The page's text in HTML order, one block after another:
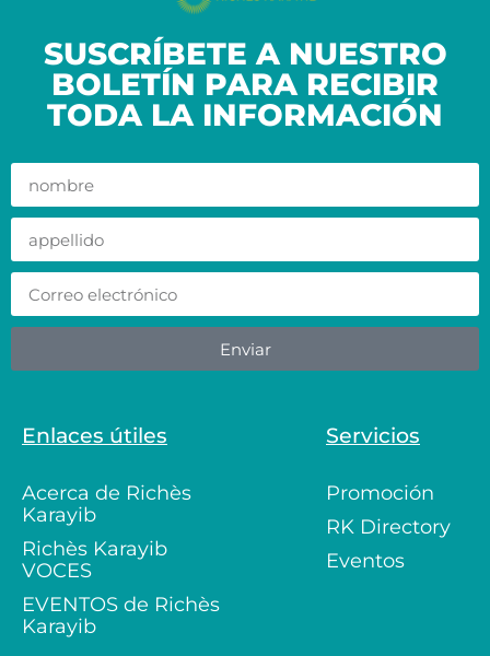
SUSCRÍBETE A NUESTRO
BOLETÍN PARA RECIBIR
TODA LA INFORMACIÓN
Enviar
Enlaces útiles
Acerca de Richès
Karayib
Richès Karayib
VOCES
EVENTOS de Richès
Karayib
Servicios
Promoción
RK Directory
Eventos